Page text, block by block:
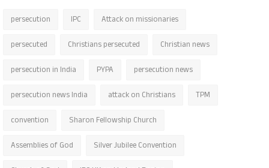
persecution IPC Attack on missionaries
persecuted Christians persecuted Christian news
persecution in India PYPA persecution news
persecution news India attack on Christians TPM
convention Sharon Fellowship Church
Assemblies of God Silver Jubilee Convention